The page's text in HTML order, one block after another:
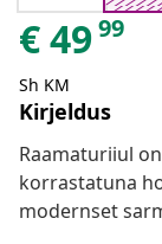
€4999
Sh KM
Kirjeldus
Raamaturiiul
korrastatuna
modernset